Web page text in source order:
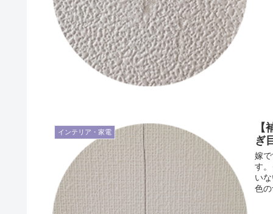
インテリア・家電
ぎ
嫁
す
い
色